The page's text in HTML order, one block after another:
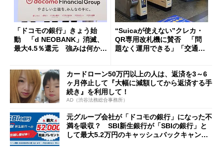
「ドコモの銀行」きょう始
動 「d NEOBANK」消滅、
最大4.5％還元 強みは何か解
“Suicaが使えない”クレカ・
QR専用改札機に賛否 「問
題なく運用できる」「交通系I
カードローン50万円以上の人は、返済を3～6
ヶ月停止して『大幅に減額してから返済する手
続き』を利用して！
AD（渋谷法務総合事務所）
元グループ会社が「ドコモの銀行」になった不
満を吸収？ SBI新生銀行が「SBIの銀行」と
して最大5.2万円のキャッシュバックキャンペ